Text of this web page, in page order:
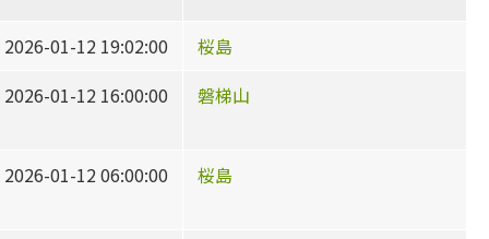
2026-01-12 19:02:00
桜島
2026-01-12 16:00:00
磐梯山
2026-01-12 06:00:00 桜島